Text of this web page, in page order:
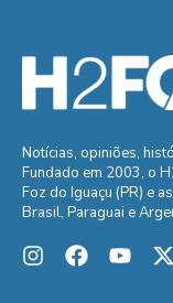
Notícias, opiniões,
Fundado em 2003, o
Foz do Iguaçu (PR) e
Brasil, Paraguai e